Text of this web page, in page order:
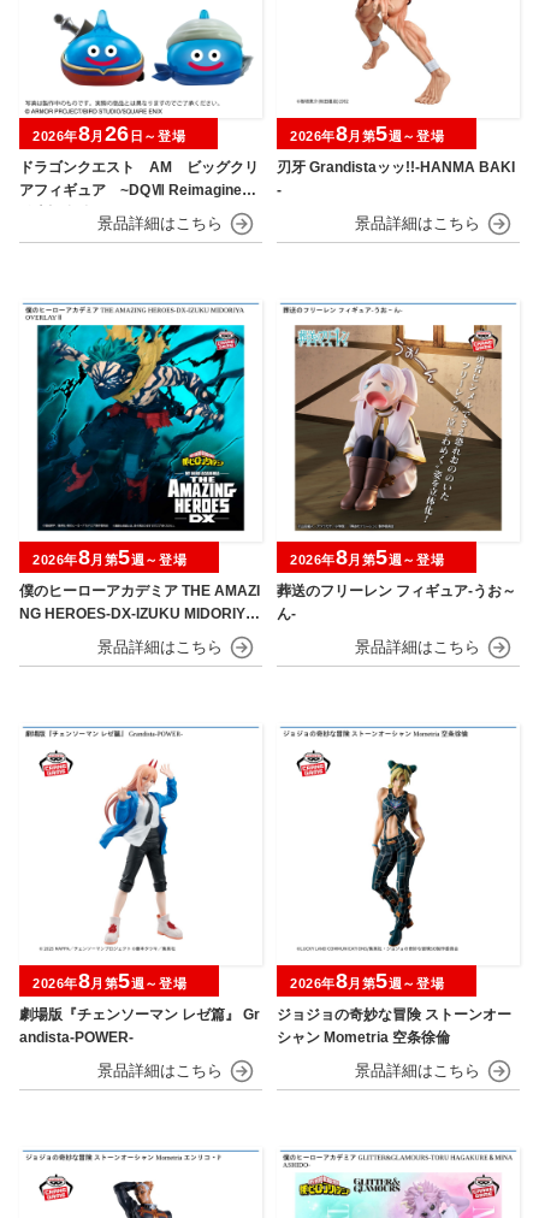
ドラゴンクエスト AM ビッグクリ
アフィギュア ~DQⅦ Reimagined
発売記念編~
2026年8月 26 日～登場
刃牙 Grandistaッッ!!-HANMA BAKI
-
2026年8月第5週～登場
僕のヒーローアカデミア THE AMAZI
NG HEROES-DX-IZUKU MIDORIYA
OVERLAY Ⅱ
2026年8月第5週～登場
葬送のフリーレン フィギュア-うお～
ん-
2026年8月第5週～登場
劇場版『チェンソーマン レゼ篇』 Gr
andista-POWER-
2026年8月第5週～登場
ジョジョの奇妙な冒険 ストーンオー
シャン Mometria 空条徐倫
2026年8月第5週～登場